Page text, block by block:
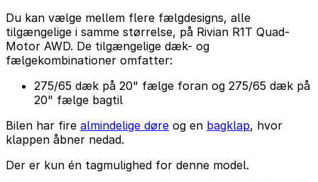
Du kan vælge mellem flere fælgdesigns, alle
tilgængelige i samme størrelse, på Rivian R1T Quad-
Motor AWD. De tilgængelige dæk- og
fælgekombinationer omfatter:
275/65 dæk på 20" fælge foran og 275/65 dæk på
20" fælge bagtil
Bilen har fire almindelige døre og en bagklap, hvor
klappen åbner nedad.
Der er kun én tagmulighed for denne model.